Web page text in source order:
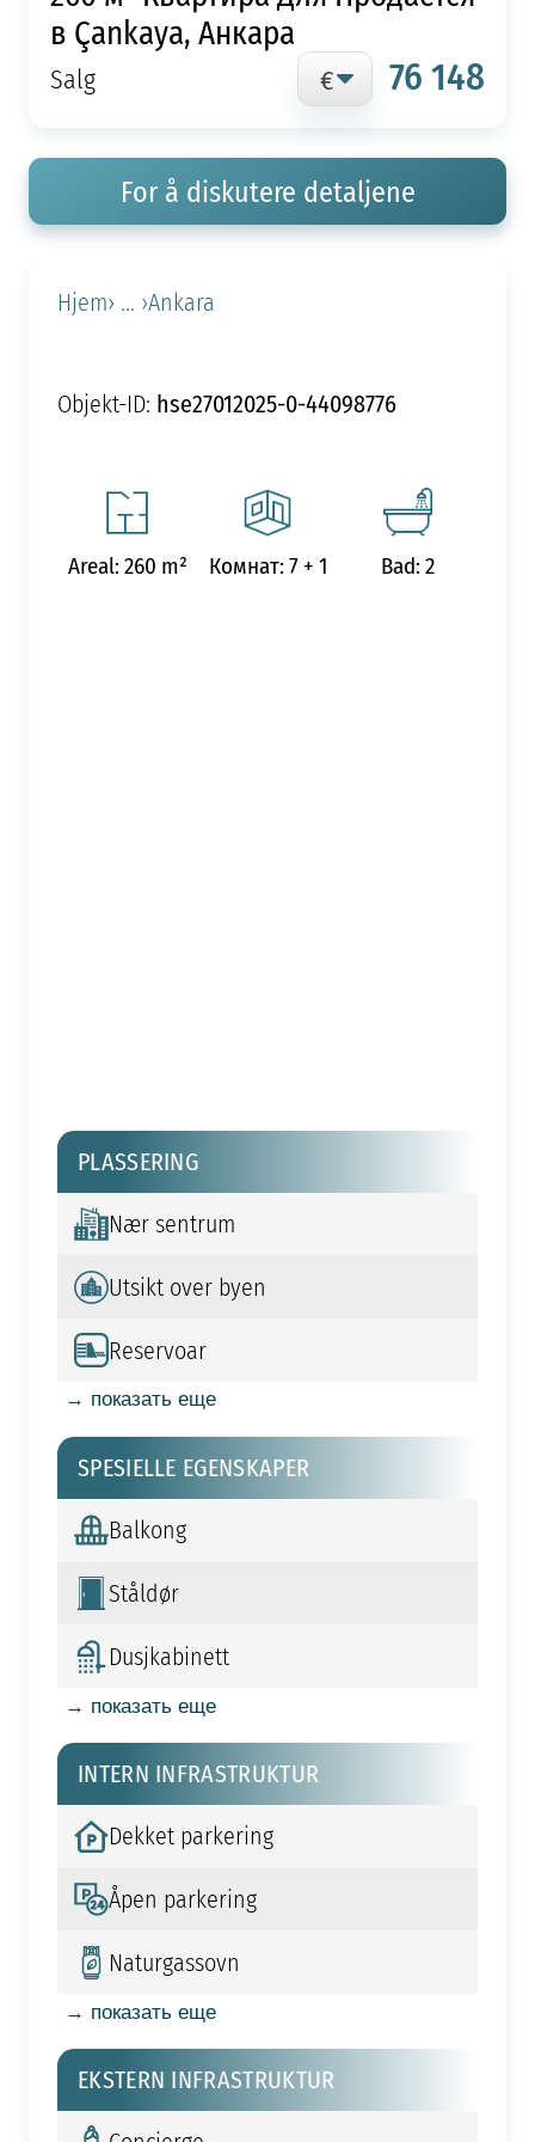
в Çankaya, Анкара
Salg 76 148
For å diskutere detaljene
Hjem› ... ›Ankara
Objekt-ID: hse27012025-0-44098776
Areal: 260 m² Комнат: 7 + 1 Bad: 2
PLASSERING
Nær sentrum
Utsikt over byen
Reservoar
→ показать еще
SPESIELLE EGENSKAPER
Balkong
Ståldør
Dusjkabinett
→ показать еще
INTERN INFRASTRUKTUR
Dekket parkering
Åpen parkering
Naturgassovn
→ показать еще
EKSTERN INFRASTRUKTUR